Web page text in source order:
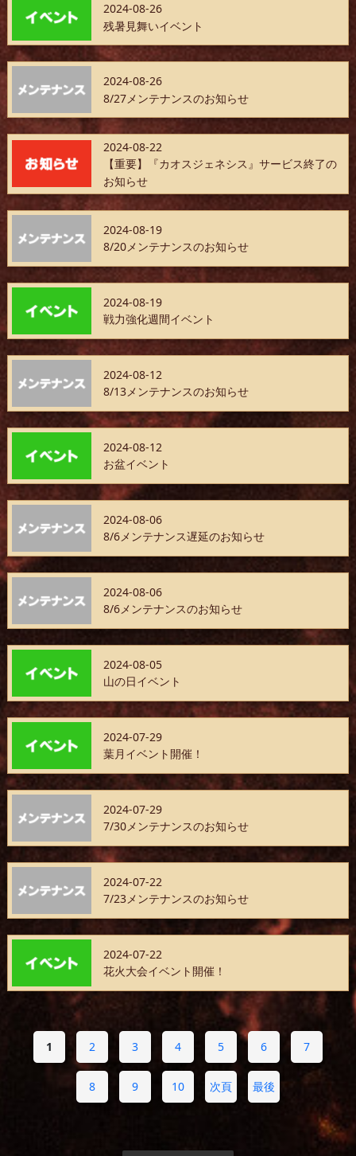
2024-08-26
残暑見舞いイベント
2024-08-26
8/27メンテナンスのお知らせ
2024-08-22
【重要】『カオスジェネシス』サービス終了の
お知らせ
2024-08-19
8/20メンテナンスのお知らせ
2024-08-19
戦力強化週間イベント
2024-08-12
8/13メンテナンスのお知らせ
2024-08-12
お盆イベント
2024-08-06
8/6メンテナンス遅延のお知らせ
2024-08-06
8/6メンテナンスのお知らせ
2024-08-05
山の日イベント
2024-07-29
葉月イベント開催！
2024-07-29
7/30メンテナンスのお知らせ
2024-07-22
7/23メンテナンスのお知らせ
2024-07-22
花火大会イベント開催！
1 2 3 4 5 6 7
8 9 10 次頁 最後